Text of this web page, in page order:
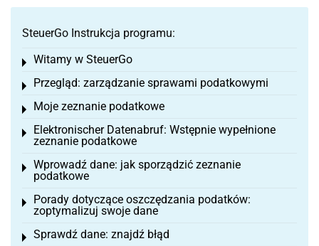
SteuerGo Instrukcja programu:
Witamy w SteuerGo
Toggle menu
Przegląd: zarządzanie sprawami podatkowymi
Toggle menu
Moje zeznanie podatkowe
Toggle menu
Elektronischer Datenabruf: Wstępnie wypełnione
zeznanie podatkowe
Toggle menu
Wprowadź dane: jak sporządzić zeznanie
podatkowe
Toggle menu
Porady dotyczące oszczędzania podatków:
zoptymalizuj swoje dane
Toggle menu
Sprawdź dane: znajdź błąd
Toggle menu